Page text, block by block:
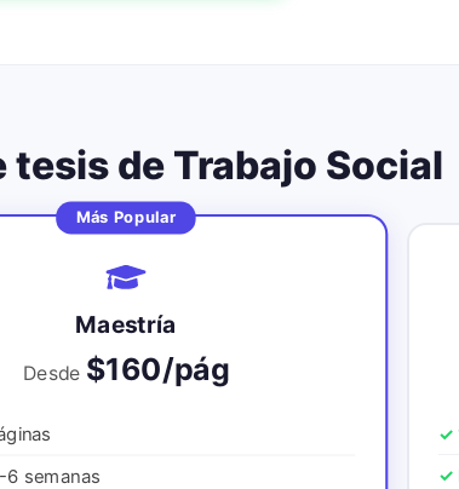
tesis de Trabajo Social
Más Popular
Maestría
Desde $160/pág
6 semanas